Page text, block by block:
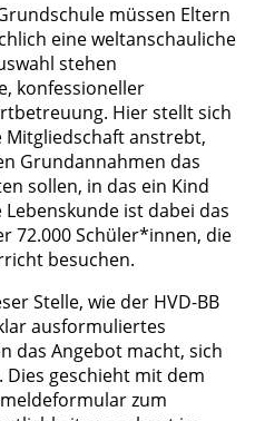
müssen Eltern
eine weltanschauliche
stehen
konfessioneller
Hier stellt sich
Mitgliedschaft anstrebt,
Grundannahmen das
sollen, in das ein Kind
ist dabei das
72.000 Schüler*innen, die
besuchen.
Stelle, wie der HVD-BB
ausformuliertes
das Angebot macht, sich
geschieht mit dem
zum